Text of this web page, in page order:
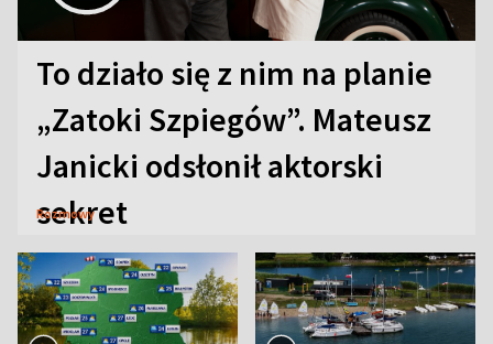
To działo się z nim na planie
„Zatoki Szpiegów”. Mateusz
Janicki odsłonił aktorski
sekret
Rozmowy